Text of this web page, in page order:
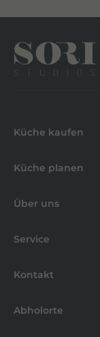
Küche kaufen
Küche planen
Über uns
Service
Kontakt
Abholorte